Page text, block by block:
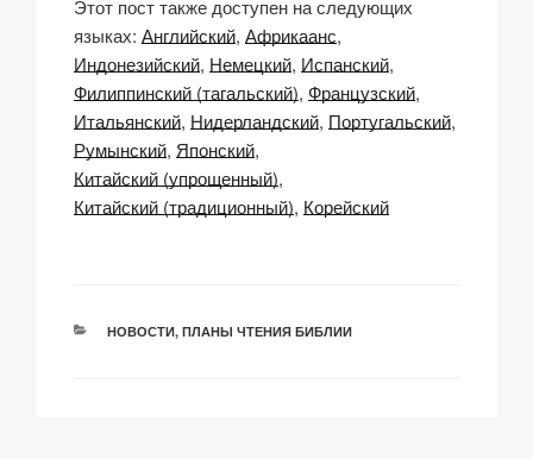
p
y
Li
n
k
ailc
e
b
o
o
k
at
s
A
p
p
a
p
c
h
р
в
и
Этот пост также доступен на следующих
языках: Английский Африкаанс
Индонезийский Немецкий Испанский
Филиппинский (тагальский) Французский
Итальянский Нидерландский Португальский
Румынский Японский
Китайский (упрощенный)
Китайский (традиционный) Корейский
РУБРИКИ
НОВОСТИ, ПЛАНЫ ЧТЕНИЯ БИБЛИИ